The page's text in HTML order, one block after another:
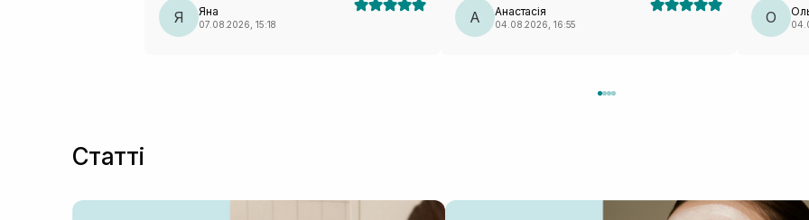
Я Яна
07.08.2026, 15:18 А Анастасія
04.08.2026, 16:55 О
Статті